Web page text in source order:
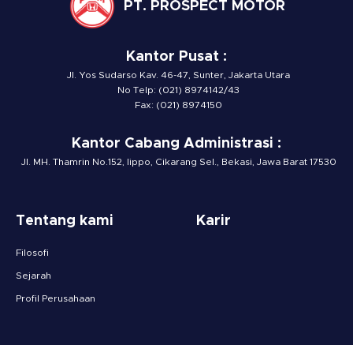
PT. PROSPECT MOTOR
Kantor Pusat :
Jl. Yos Sudarso Kav. 46-47, Sunter, Jakarta Utara
No Telp: (021) 8974142/43
Fax: (021) 8974150
Kantor Cabang Administrasi :
Jl. MH. Thamrin No.152, lippo, Cikarang Sel., Bekasi, Jawa Barat 17530
Tentang kami
Filosofi
Sejarah
Profil Perusahaan
Karir